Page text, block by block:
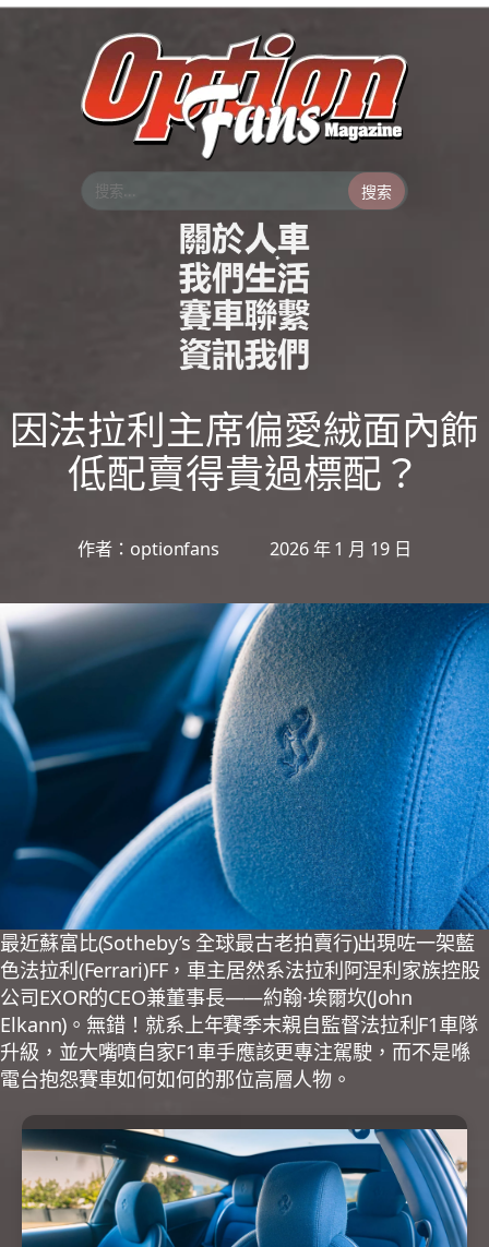
搜索
因法拉利主席偏愛絨面內飾
低配賣得貴過標配？
作者： optionfans 2026 年 1 月 19 日
最近蘇富比(Sotheby’s 全球最古老拍賣行)出現咗一架藍
色法拉利(Ferrari)FF，車主居然系法拉利阿涅利家族控股
公司EXOR的CEO兼董事長——約翰·埃爾坎(John
Elkann)。無錯！就系上年賽季末親自監督法拉利F1車隊
升級，並大嘴噴自家F1車手應該更專注駕駛，而不是喺
電台抱怨賽車如何如何的那位高層人物。